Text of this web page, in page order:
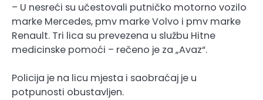
– U nesreći su učestovali putničko motorno vozilo
marke Mercedes, pmv marke Volvo i pmv marke
Renault. Tri lica su prevezena u službu Hitne
medicinske pomoći – rečeno je za „Avaz“.
Policija je na licu mjesta i saobraćaj je u
potpunosti obustavljen.